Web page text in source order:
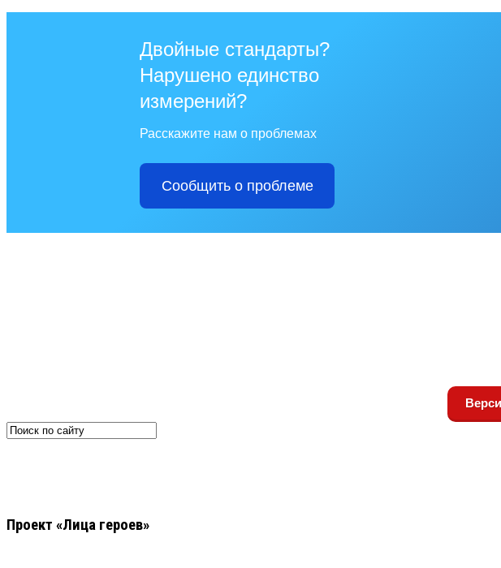
Двойные стандарты?
Нарушено единство
измерений?
Расскажите нам о проблемах
Сообщить о проблеме
Проект «Лица героев»